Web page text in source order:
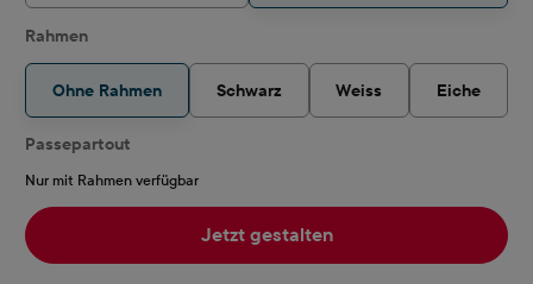
Rahmen
Ohne Rahmen Schwarz Weiss Eiche
Passepartout
Nur mit Rahmen verfügbar
Jetzt gestalten